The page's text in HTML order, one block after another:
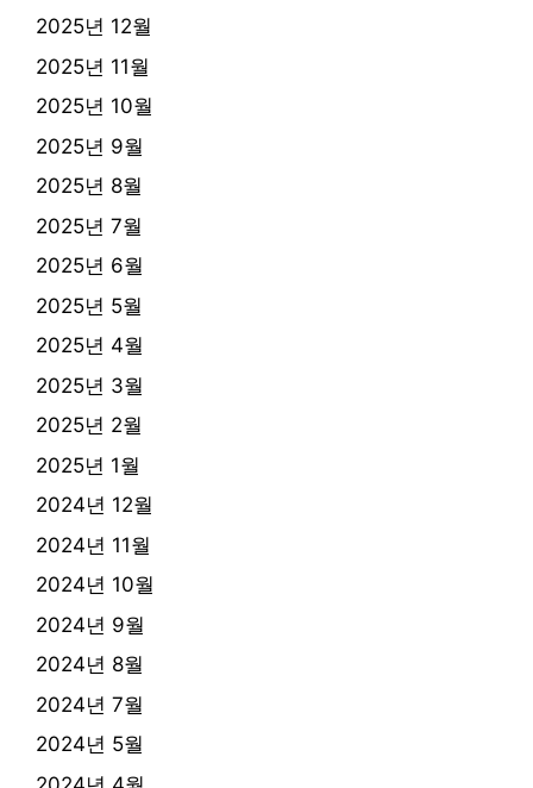
2025년 12월
2025년 11월
2025년 10월
2025년 9월
2025년 8월
2025년 7월
2025년 6월
2025년 5월
2025년 4월
2025년 3월
2025년 2월
2025년 1월
2024년 12월
2024년 11월
2024년 10월
2024년 9월
2024년 8월
2024년 7월
2024년 5월